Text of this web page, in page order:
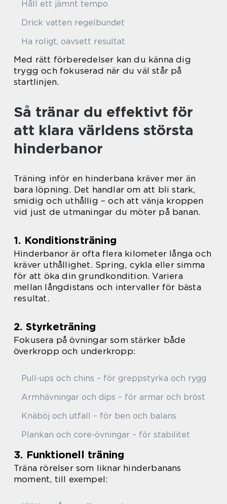
Håll ett jämnt tempo
Drick vatten regelbundet
Ha roligt, oavsett resultat
Med rätt förberedelser kan du känna dig
trygg och fokuserad när du väl står på
startlinjen.
Så tränar du effektivt för
att klara världens största
hinderbanor
Träning inför en hinderbana kräver mer än
bara löpning. Det handlar om att bli stark,
smidig och uthållig – och att vänja kroppen
vid just de utmaningar du möter på banan.
1. Konditionsträning
Hinderbanor är ofta flera kilometer långa och
kräver uthållighet. Spring, cykla eller simma
för att öka din grundkondition. Variera
mellan långdistans och intervaller för bästa
resultat.
2. Styrketräning
Fokusera på övningar som stärker både
överkropp och underkropp:
Pull-ups och chins – för greppstyrka och rygg
Armhävningar och dips – för armar och bröst
Knäböj och utfall – för ben och balans
Plankan och core-övningar – för stabilitet
3. Funktionell träning
Träna rörelser som liknar hinderbanans
moment, till exempel: